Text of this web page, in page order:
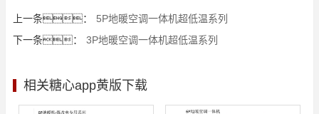
上一条：
5P地暖空调一体机超低温系列
下一条：
3P地暖空调一体机超低温系列
相关糖心app黄版下载